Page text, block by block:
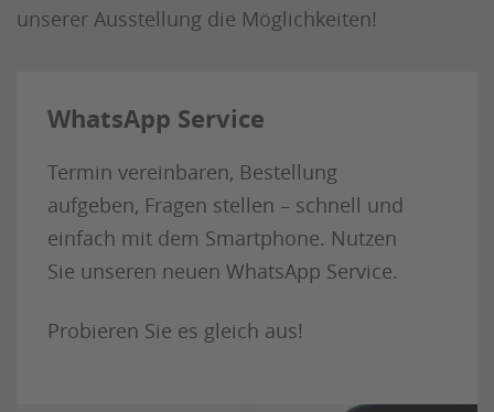
unserer Ausstellung die Möglichkeiten!
WhatsApp Service
Termin vereinbaren, Bestellung
aufgeben, Fragen stellen – schnell und
einfach mit dem Smartphone. Nutzen
Sie unseren neuen WhatsApp Service.
Probieren Sie es gleich aus!